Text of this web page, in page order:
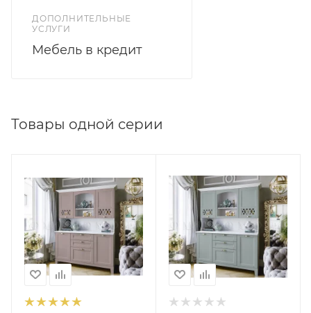
ДОПОЛНИТЕЛЬНЫЕ
УСЛУГИ
Мебель в кредит
Товары одной серии